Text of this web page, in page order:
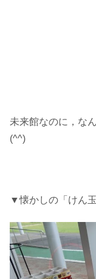
未来館なのに，な
(^^)
▼懐かしの「けん